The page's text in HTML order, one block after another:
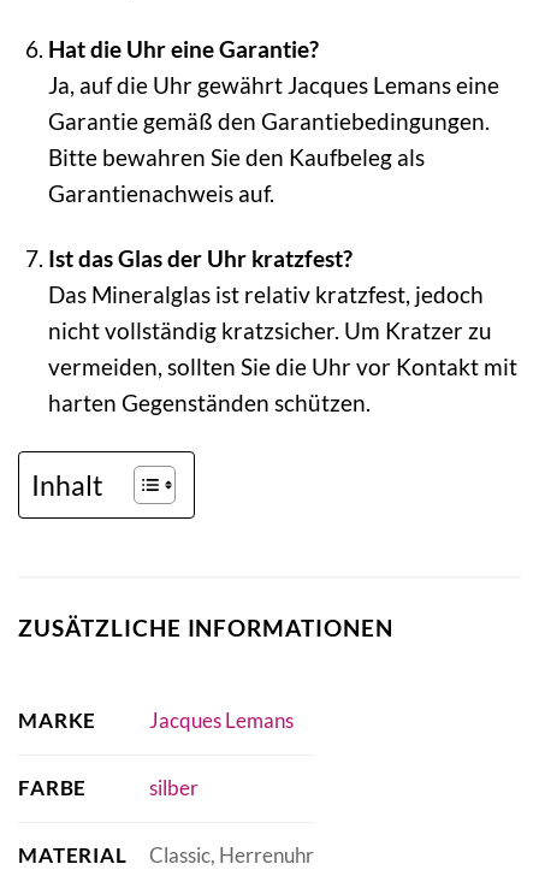
Hat die Uhr eine Garantie?
Ja, auf die Uhr gewährt Jacques Lemans eine
Garantie gemäß den Garantiebedingungen.
Bitte bewahren Sie den Kaufbeleg als
Garantienachweis auf.
Ist das Glas der Uhr kratzfest?
Das Mineralglas ist relativ kratzfest, jedoch
nicht vollständig kratzsicher. Um Kratzer zu
vermeiden, sollten Sie die Uhr vor Kontakt mit
harten Gegenständen schützen.
Inhalt
ZUSÄTZLICHE INFORMATIONEN
MARKE Jacques Lemans
FARBE silber
MATERIAL Classic, Herrenuhr